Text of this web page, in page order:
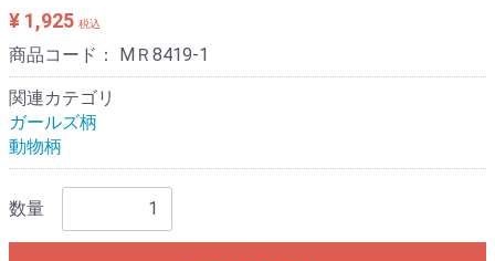
¥ 1,925 税込
商品コード： MＲ8419-1
関連カテゴリ
ガールズ柄
動物柄
数量